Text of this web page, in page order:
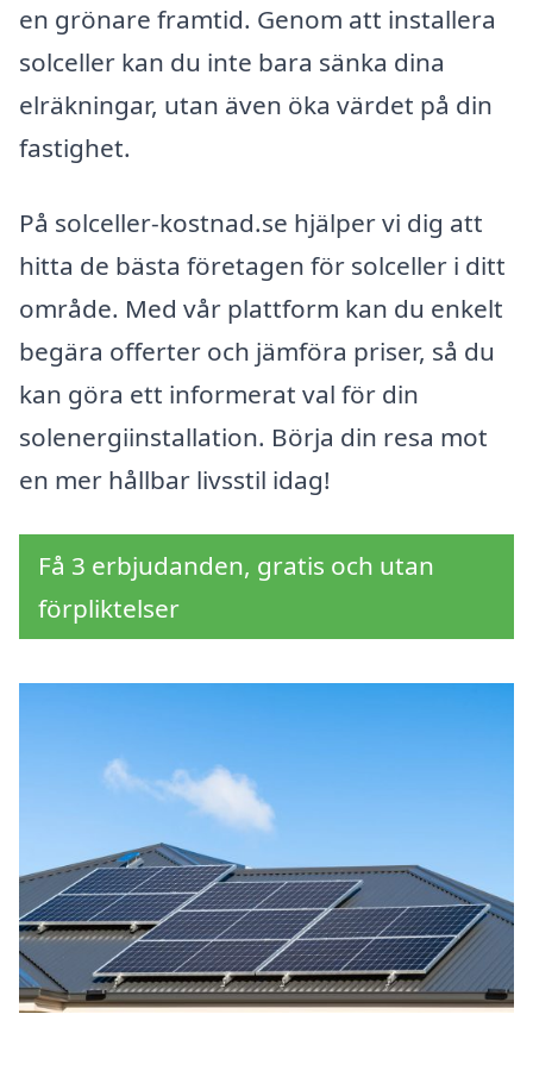
en grönare framtid. Genom att installera
solceller kan du inte bara sänka dina
elräkningar, utan även öka värdet på din
fastighet.
På solceller-kostnad.se hjälper vi dig att
hitta de bästa företagen för solceller i ditt
område. Med vår plattform kan du enkelt
begära offerter och jämföra priser, så du
kan göra ett informerat val för din
solenergiinstallation. Börja din resa mot
en mer hållbar livsstil idag!
Få 3 erbjudanden, gratis och utan
förpliktelser